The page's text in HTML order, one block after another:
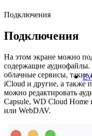
Подключения
Подключения
На этом экране можно
содержащие
облачные сервисы,
iCloud и другие, а также
можно редактировать
Capsule, WD Cloud
или WebDAV.